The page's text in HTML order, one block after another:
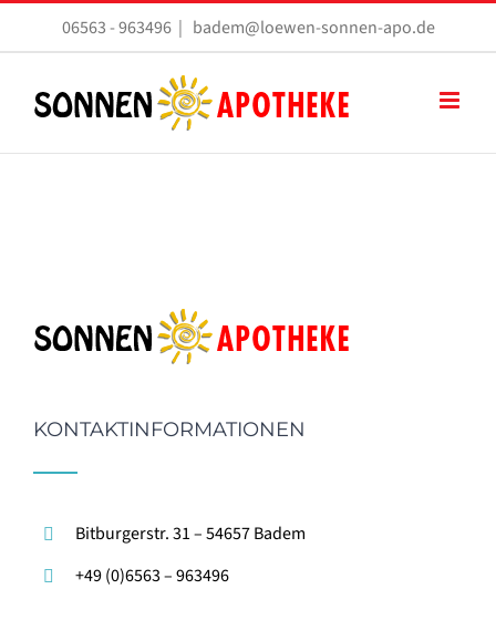
06563 - 963496 | badem@loewen-sonnen-apo.de
KONTAKTINFORMATIONEN
Bitburgerstr. 31 – 54657 Badem
+49 (0)6563 – 963496